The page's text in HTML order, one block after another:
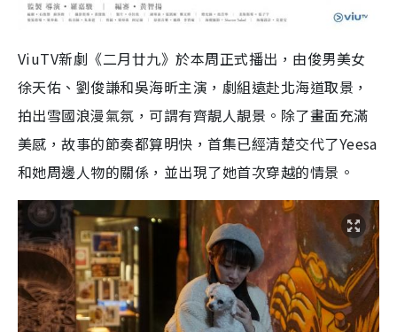
ViuTV新劇《二月廿九》於本周正式播出，由俊男美女
徐天佑、劉俊謙和吳海昕主演，劇組遠赴北海道取景，
拍出雪國浪漫氣氛，可謂有齊靚人靚景。除了畫面充滿
美感，故事的節奏都算明快，首集已經清楚交代了Yeesa
和她周邊人物的關係，並出現了她首次穿越的情景。